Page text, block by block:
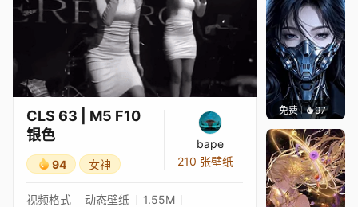
CLS 63 | M5 F10
银色
94 女神
bape
210 张壁纸
视频格式 动态壁纸
1.55M
免费 97渔小小